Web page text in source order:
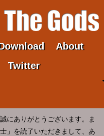
About
Twitter
にありがとうございます。ま
」を読了いただきまして、あ